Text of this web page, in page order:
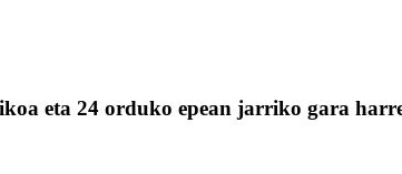
eta 24 orduko epean jarriko gara